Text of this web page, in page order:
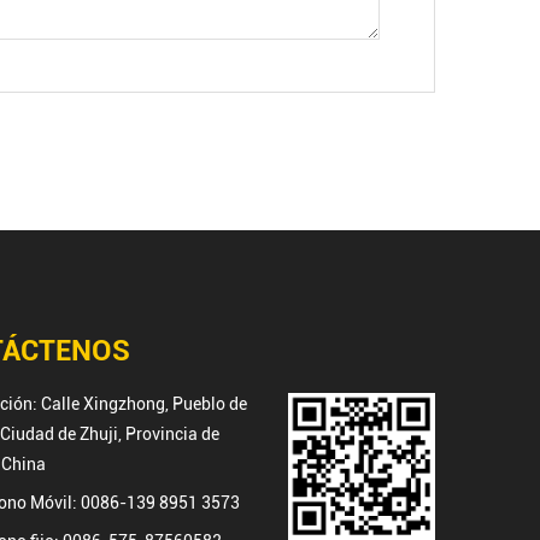
Calle Xingzhong, Pueblo de
de Zhuji, Provincia de
Móvil: 0086-139 8951 3573